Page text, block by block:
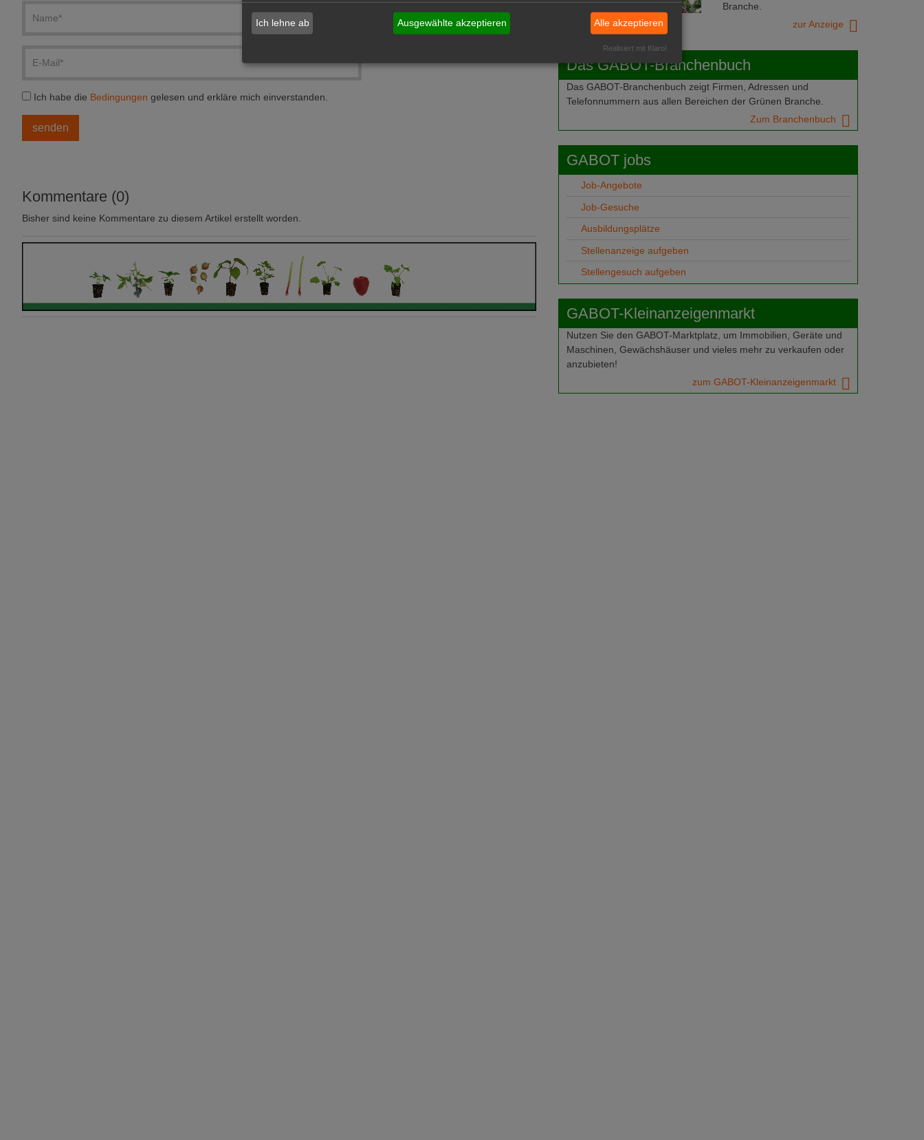
Ich habe die Bedingungen gelesen und erkläre mich einverstanden.
Kommentare (0)
Bisher sind keine Kommentare zu diesem Artikel erstellt worden.
Branche.
zur Anzeige
Das GABOT-Branchenbuch
Das GABOT-Branchenbuch zeigt Firmen, Adressen und
Telefonnummern aus allen Bereichen der Grünen Branche.
Zum Branchenbuch
GABOT jobs
Job-Angebote
Job-Gesuche
Ausbildungsplätze
Stellenanzeige aufgeben
Stellengesuch aufgeben
GABOT-Kleinanzeigenmarkt
Nutzen Sie den GABOT-Marktplatz, um Immobilien, Geräte und
Maschinen, Gewächshäuser und vieles mehr zu verkaufen oder
anzubieten!
zum GABOT-Kleinanzeigenmarkt
Ich lehne ab Ausgewählte akzeptieren Alle akzeptieren
Realisiert mit Klaro!